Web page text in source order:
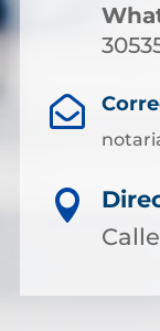

